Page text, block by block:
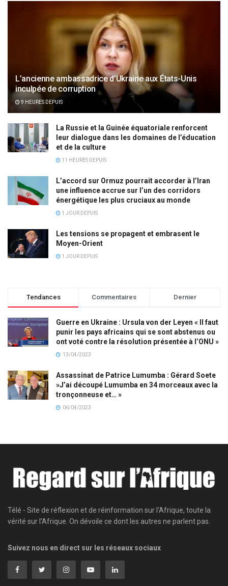
L’ancienne ambassadrice d’Ukraine aux États-Unis
inculpée de corruption
9 HEURES DEPUIS
La Russie et la Guinée équatoriale renforcent
leur dialogue dans les domaines de l’éducation
et de la culture
11 HEURES DEPUIS
L’accord sur Ormuz pourrait accorder à l’Iran
une influence accrue sur l’un des corridors
énergétique les plus cruciaux au monde
1 JOUR DEPUIS
Les tensions se propagent et embrasent le
Moyen-Orient
1 JOUR DEPUIS
Tendances Commentaires Dernier
Guerre en Ukraine : Ursula von der Leyen « Il faut
punir les pays africains qui se sont abstenus ou
ont voté contre la résolution présentée à l’ONU »
13/04/2023
Assassinat de Patrice Lumumba : Gérard Soete
»J’ai découpé Lumumba en 34 morceaux avec la
tronçonneuse et… »
06/04/2023
Télé - Site de réflexion et de réinformation sur l'Afrique, toute la
vérité sur l'Afrique. On dévoile ce dont les autres ne parlent pas.
Suivez nous en direct sur les réseaux sociaux